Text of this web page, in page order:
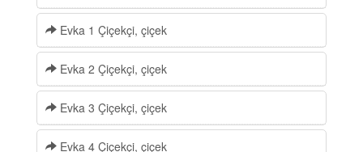
Evka 1 Çiçekçi, çiçek
Evka 2 Çiçekçi, çiçek
Evka 3 Çiçekçi, çiçek
Evka 4 Çiçekçi, çiçek